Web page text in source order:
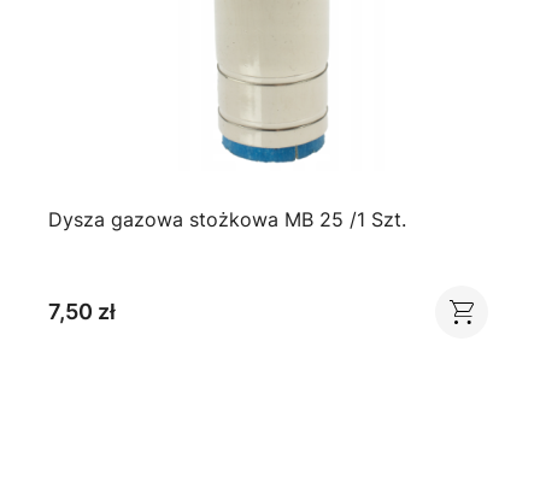
Dysza gazowa stożkowa MB 25 /1 Szt.
7,50 zł